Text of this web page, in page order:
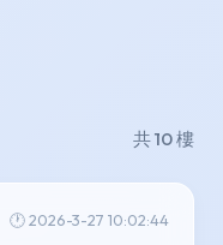
共 10 樓
🕐 2026-3-27 10:02:44